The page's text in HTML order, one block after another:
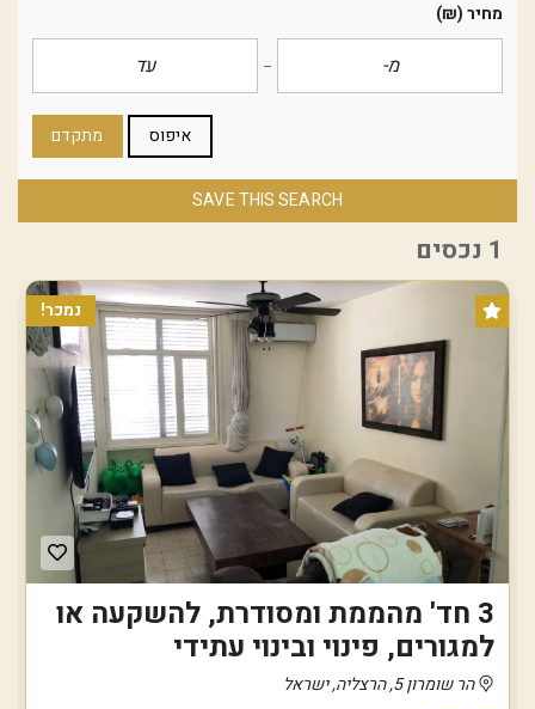
מחיר(₪)
איפוס מתקדם
SAVE THIS SEARCH
1 נכסים
נמכר!
3 חד' מהממת ומסודרת, להשקעה או
למגורים, פינוי ובינוי עתידי
הר שומרון 5, הרצליה, ישראל